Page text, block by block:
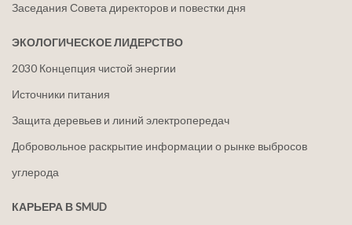
Заседания Совета директоров и повестки дня
ЭКОЛОГИЧЕСКОЕ ЛИДЕРСТВО
2030 Концепция чистой энергии
Источники питания
Защита деревьев и линий электропередач
Добровольное раскрытие информации о рынке выбросов
углерода
КАРЬЕРА В SMUD